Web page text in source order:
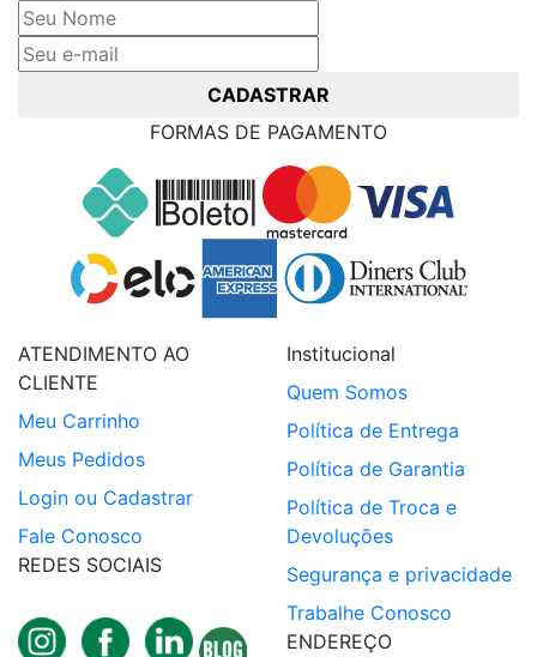
CADASTRAR
FORMAS DE PAGAMENTO
ATENDIMENTO AO
CLIENTE
Meu Carrinho
Meus Pedidos
Login ou Cadastrar
Fale Conosco
REDES SOCIAIS
Institucional
Quem Somos
Política de Entrega
Política de Garantia
Política de Troca e
Devoluções
Segurança e privacidade
Trabalhe Conosco
ENDEREÇO